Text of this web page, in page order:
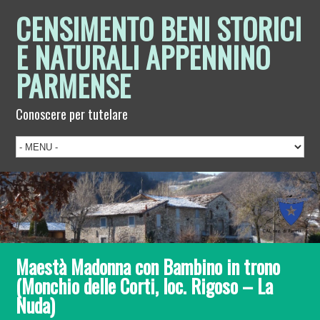
CENSIMENTO BENI STORICI
E NATURALI APPENNINO
PARMENSE
Conoscere per tutelare
Maestà Madonna con Bambino in trono
(Monchio delle Corti, loc. Rigoso – La
Nuda)